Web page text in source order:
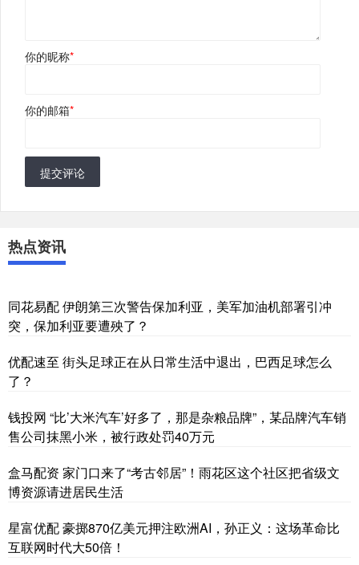
你的昵称*
你的邮箱*
提交评论
热点资讯
同花易配 伊朗第三次警告保加利亚，美军加油机部署引冲
突，保加利亚要遭殃了？
优配速至 街头足球正在从日常生活中退出，巴西足球怎么
了？
钱投网 “比’大米汽车’好多了，那是杂粮品牌”，某品牌汽车销
售公司抹黑小米，被行政处罚40万元
盒马配资 家门口来了“考古邻居”！雨花区这个社区把省级文
博资源请进居民生活
星富优配 豪掷870亿美元押注欧洲AI，孙正义：这场革命比
互联网时代大50倍！